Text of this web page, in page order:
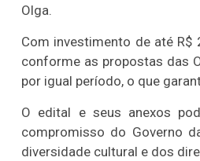
Olga.
Com investimento de até
conforme as propostas das
por igual período, o que
O edital e seus anexos
compromisso do Governo
diversidade cultural e dos
3755 (06/08/26)
07 08 09 11
20 22 23 24